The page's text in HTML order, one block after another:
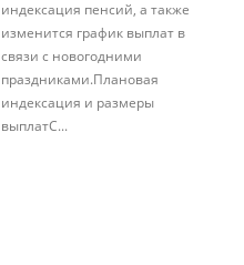
индексация пенсий, а также
изменится график выплат в
связи с новогодними
праздниками.Плановая
индексация и размеры
выплатС...